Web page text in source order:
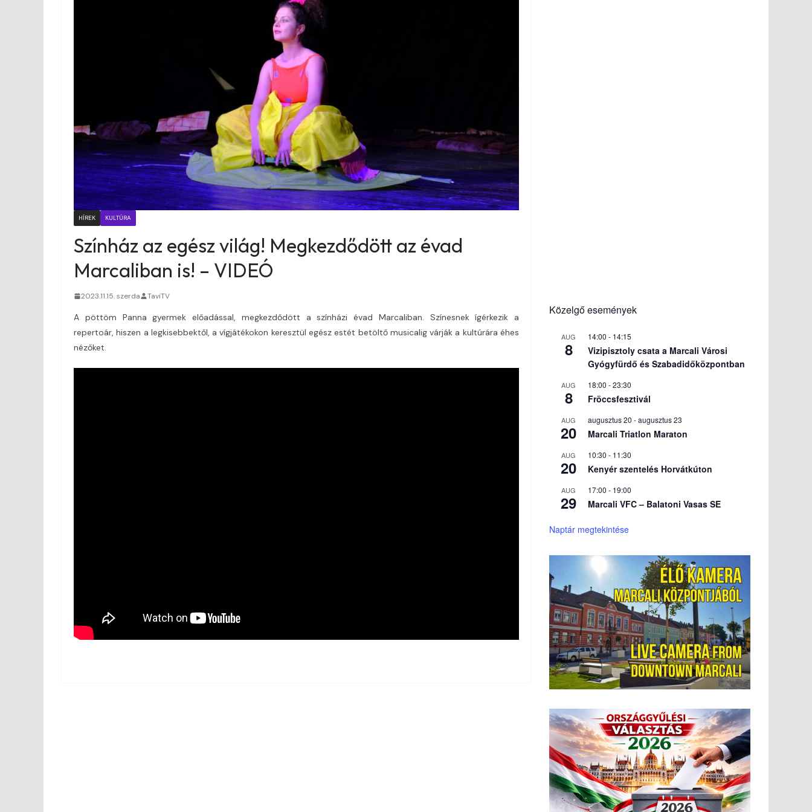
HÍREK KULTÚRA
Színház az egész világ! Megkezdődött az évad
Marcaliban is! – VIDEÓ
2023.11.15. szerda TaviTV
A pöttöm Panna gyermek előadással, megkezdődött a színházi évad Marcaliban. Színesnek ígérkezik a
repertoár, hiszen a legkisebbektől, a vígjátékokon keresztül egész estét betöltő musicalig várják a kultúrára éhes
nézőket.
Közelgő események
AUG
8
14:00 - 14:15
Vizipisztoly csata a Marcali Városi
Gyógyfürdő és Szabadidőközpontban
AUG
8
18:00 -23:30
Fröccsfesztivál
AUG
20
augusztus 20 -augusztus 23
Marcali Triatlon Maraton
AUG
20
10:30 - 11:30
Kenyér szentelés Horvátkúton
AUG
29
17:00 - 19:00
Marcali VFC – Balatoni Vasas SE
Naptár megtekintése